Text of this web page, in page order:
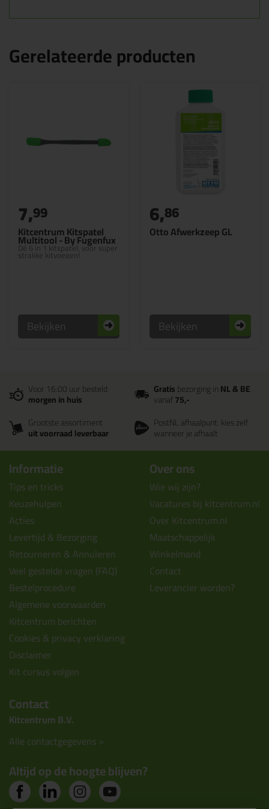
Gerelateerde producten
Kitcentrum Kitspatel
Multitool - By Fugenfux
Dé 6 in 1 kitspatel, voor super
strakke kitvoegen!
7,99
Bekijken
Otto Afwerkzeep GL
6,86
Bekijken
Voor 16:00 uur besteld
morgen in huis
Gratisbezorging inNL & BE
vanaf75,-
Grootste assortiment
uit voorraad leverbaar
PostNL afhaalpunt: kies zelf
wanneer je afhaalt
Informatie
Tips en tricks
Keuzehulpen
Acties
Levertijd & Bezorging
Retourneren & Annuleren
Veel gestelde vragen (FAQ)
Bestelprocedure
Algemene voorwaarden
Kitcentrum berichten
Cookies & privacy verklaring
Disclaimer
Kit cursus volgen
Over ons
Wie wij zijn?
Vacatures bij kitcentrum.nl
Over Kitcentrum.nl
Maatschappelijk
Winkelmand
Contact
Leverancier worden?
Contact
Kitcentrum B.V.
Alle contactgegevens >
Altijd op de hoogte blijven?